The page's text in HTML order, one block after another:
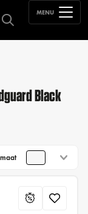
MENU
Black